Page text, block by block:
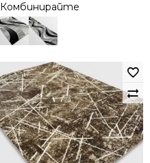
Комбинирайте